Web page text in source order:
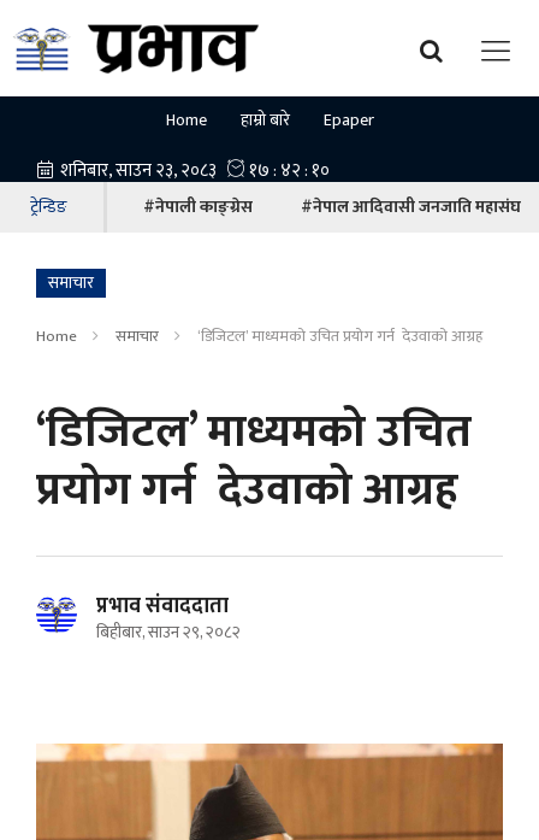
Home हाम्रो बारे Epaper
ट्रेन्डिङ #नेपाली काङ्ग्रेस #नेपाल आदिवासी जनजाति महासंघ
समाचार
Home समाचार ‘डिजिटल’ माध्यमको उचित प्रयोग गर्न देउवाको आग्रह
‘डिजिटल’ माध्यमको उचित
प्रयोग गर्न देउवाको आग्रह
प्रभाव संवाददाता
बिहीबार, साउन २९, २०८२